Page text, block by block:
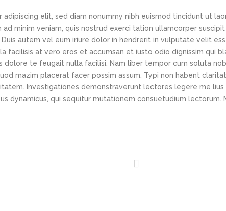
elit, sed diam nonummy nibh euismod tincidunt ut
minim veniam, quis nostrud exerci tation ullamcorper
autem vel eum iriure dolor in hendrerit in vulputate velit
facilisis at vero eros et accumsan et iusto odio dignissim qui
te feugait nulla facilisi. Nam liber tempor cum soluta
mazim placerat facer possim assum. Typi non habent
Investigationes demonstraverunt lectores legere me lius
dynamicus, qui sequitur mutationem consuetudium lectorum.